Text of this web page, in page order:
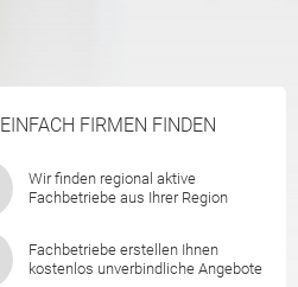
EINFACH FIRMEN FINDEN
Wir finden regional aktive
Fachbetriebe aus Ihrer Region
Fachbetriebe erstellen Ihnen
kostenlos unverbindliche Angebote